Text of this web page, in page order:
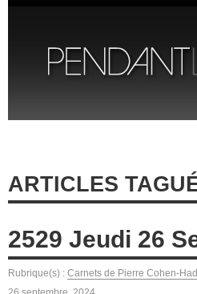
ARTICLES
2529 Jeudi 26
Rubrique(s) : Carnets de Pierre Cohen-